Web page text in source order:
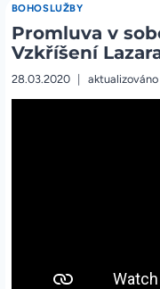
9:30
–
–
JEŽÍŠ
BOHOSLUŽBY
Promluva v
Vzkříšení
28.03.2020 aktualizováno